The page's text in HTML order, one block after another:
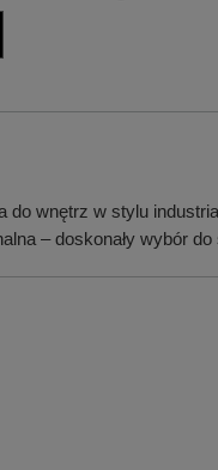
do wnętrz w stylu
– doskonały wybór do